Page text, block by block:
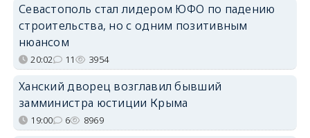
Севастополь стал лидером ЮФО по падению
строительства, но с одним позитивным
нюансом
20:02 11 3954
Ханский дворец возглавил бывший
замминистра юстиции Крыма
19:00 6 8969